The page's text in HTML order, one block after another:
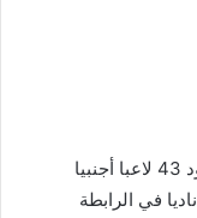
تشير بيانات الهيئة الكروية الجزائرية إلى وجود 43 لاعبا أجنبيا
ينشطون ضمن صفوف 14 ناديا من أصل 16 ناديا في الرابطة